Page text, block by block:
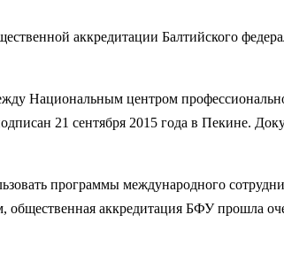
аккредитации Балтийского
Национальным центром
21 сентября 2015 года в Пекине.
программы международного
общественная аккредитация БФУ прошла